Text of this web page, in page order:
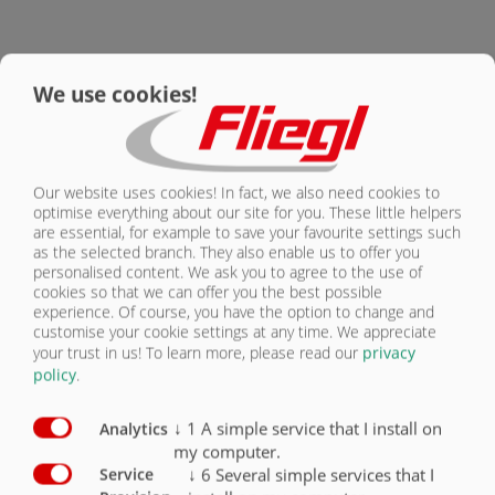
КОНТАКТЫ
ПОДЪЕМНАЯ КРЫША TOPLIFT
Обе половины тента можно
открывать и закрывать за
минимальное время
We use cookies!
Our website uses cookies! In fact, we also need cookies to
optimise everything about our site for you. These little helpers
are essential, for example to save your favourite settings such
as the selected branch. They also enable us to offer you
personalised content. We ask you to agree to the use of
cookies so that we can offer you the best possible
experience. Of course, you have the option to change and
customise your cookie settings at any time. We appreciate
your trust in us! To learn more, please read our privacy
policy.
Analytics ↓ 1 A simple service that I install on
my computer.
Service
↓ 6 Several simple services that I